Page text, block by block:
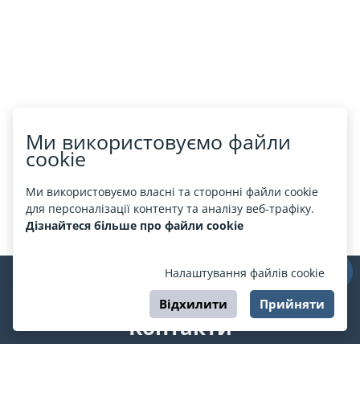
Ми використовуємо файли
cookie
Ми використовуємо власні та сторонні файли cookie
для персоналізації контенту та аналізу веб-трафіку.
Дізнайтеся більше про файли cookie
Налаштування файлів cookie
Відхилити Прийняти
Контакти